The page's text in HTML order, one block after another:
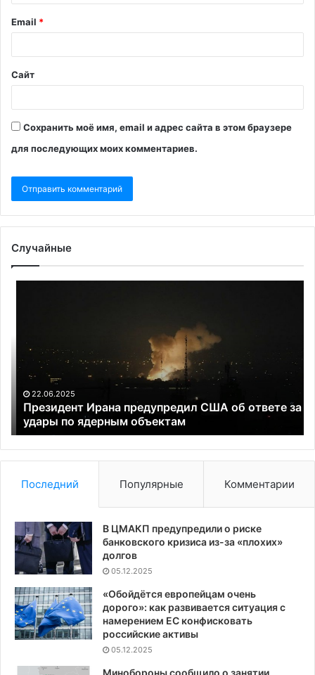
Email *
Сайт
Сохранить моё имя, email и адрес сайта в этом браузере
для последующих моих комментариев.
Случайные
ответе
удары
ядерным
объектам
22.06.2025
Президент Ирана предупредил США об ответе за
удары по ядерным объектам
в
Последний Популярные Комментарии
В ЦМАКП предупредили о риске
банковского кризиса из-за «плохих»
долгов
05.12.2025
«Обойдётся европейцам очень
дорого»: как развивается ситуация с
намерением ЕС конфисковать
российские активы
05.12.2025
Минобороны сообщило о занятии